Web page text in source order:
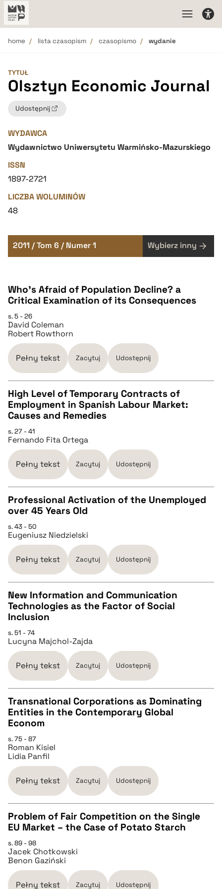
home lista czasopism czasopismo wydanie
TYTUŁ
Olsztyn Economic Journal
Udostępnij
WYDAWCA
Wydawnictwo Uniwersytetu Warmińsko-Mazurskiego
ISSN
1897-2721
LICZBA WOLUMINÓW
48
2011 / Tom 6 / Numer 1 Wybierz inny
Who’s Afraid of Population Decline? a
Critical Examination of its Consequences
s. 5 - 26
David Coleman
Robert Rowthorn
Pełny tekst Zacytuj Udostępnij
CZYSTY TEKST
pobierz cytat
BIBTEX
pobierz cytat
High Level of Temporary Contracts of
Employment in Spanish Labour Market:
Causes and Remedies
s. 27 - 41
Fernando Fita Ortega
Pełny tekst Zacytuj Udostępnij
pobierz cytat
BIBTEX
pobierz cytat
Professional Activation of the Unemployed
over 45 Years Old
s. 43 - 50
Eugeniusz Niedzielski
Pełny tekst Zacytuj Udostępnij
CZYSTY TEKST
pobierz cytat
BIBTEX
pobierz cytat
New Information and Communication
Technologies as the Factor of Social
Inclusion
s. 51 - 74
Lucyna Majchol-Zajda
Pełny tekst Zacytuj Udostępnij
CZYSTY TEKST
pobierz cytat
BIBTEX
Transnational Corporations as Dominating
Entities in the Contemporary Global
Econom
s. 75 - 87
Roman Kisiel
Lidia Panfil
Pełny tekst Zacytuj Udostępnij
pobierz cytat
Problem of Fair Competition on the Single
EU Market – the Case of Potato Starch
s. 89 - 98
Jacek Chotkowski
Benon Gaziński
Pełny tekst Zacytuj Udostępnij